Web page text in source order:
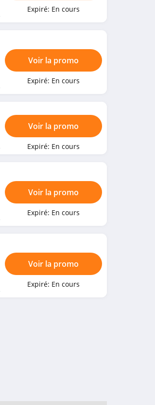
Expiré: En cours
Voir la promo
Expiré: En cours
Voir la promo
Expiré: En cours
Voir la promo
Expiré: En cours
Voir la promo
Expiré: En cours